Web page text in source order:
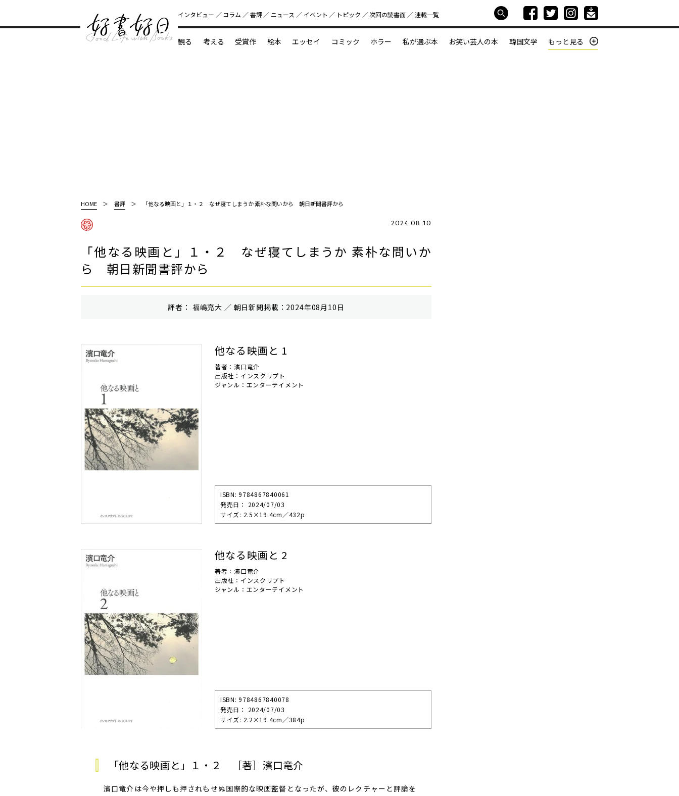
好書好日
インタビュー コラム 書評 ニュース イベント トピック 次回の読書⾯ 連載一覧
観る 考える 受賞作 絵本 エッセイ コミック ホラー 私が選ぶ本 お笑い芸人の本 韓国文学 もっと見る
HOME 書評 「他なる映画と」１・２ なぜ寝てしまうか 素朴な問いから 朝日新聞書評から
2024.08.10
「他なる映画と」１・２ なぜ寝てしまうか 素朴な問いか
ら 朝日新聞書評から
評者： 福嶋亮大 ／ 朝⽇新聞掲載：2024年08月10日
他なる映画と 1
著者：濱口竜介
出版社：インスクリプト
ジャンル：エンターテイメント
ISBN: 9784867840061
発売⽇： 2024/07/03
サイズ: 2.5×19.4cm／432p
他なる映画と 2
著者：濱口竜介
出版社：インスクリプト
ジャンル：エンターテイメント
ISBN: 9784867840078
発売⽇： 2024/07/03
サイズ: 2.2×19.4cm／384p
「他なる映画と」１・２ ［著］濱口竜介
濱口竜介は今や押しも押されもせぬ国際的な映画監督となったが、彼のレクチャーと評論を